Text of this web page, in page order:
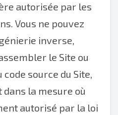
autorisée par les
Vous ne pouvez
inverse,
le Site ou
source du Site,
la mesure où
autorisé par la loi